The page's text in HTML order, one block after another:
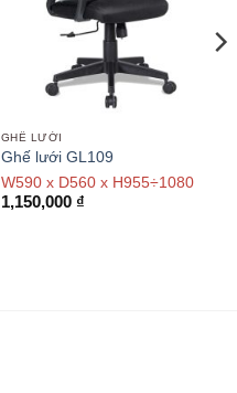
GHẾ LƯỚI
Ghế lưới GL109
W590 x D560 x H955÷1080
1,150,000 ₫